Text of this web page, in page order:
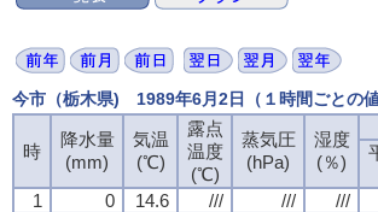
今市（栃木県) 1989年6月2日（１時間ごとの値
時
降水量
(mm)
気温
(℃)
露点
温度
(℃)
蒸気圧
(hPa)
湿度
(％)
1
0 14.6 /// /// ///
時
降水量
(mm)
気温
(℃)
露点
温度
(℃)
蒸気圧
(hPa)
湿度
(％)
1
0 14.6 /// /// ///
時
降水量
(mm)
気温
(℃)
露点
温度
(℃)
蒸気圧
(hPa)
湿度
(％)
1
0 14.6 /// /// ///
時
降水量
(mm)
気温
(℃)
露点
温度
(℃)
蒸気圧
(hPa)
湿度
(％)
1
0 14.6 /// /// ///